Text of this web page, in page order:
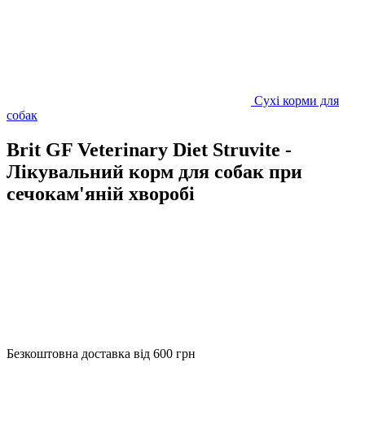
Сухі корми для
собак
Brit GF Veterinary Diet Struvite -
Лікувальний корм для собак при
сечокам'яній хворобі
Безкоштовна доставка від 600 грн